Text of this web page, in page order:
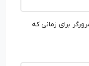
برای زمانی که